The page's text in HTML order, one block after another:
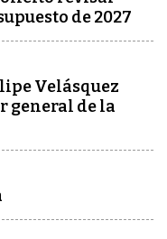
de 2027
Velásquez
general de la